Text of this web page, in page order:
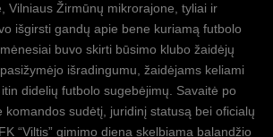
Vilniaus Žirmūnų mikrorajone, tyliai ir
išgirsti gandų apie bene kuriamą futbolo
buvo skirti būsimo klubo žaidėjų
išradingumu, žaidėjams keliami
didelių futbolo sugebėjimų. Savaitė po
komandos sudėtį, juridinį statusą bei oficialų
“Viltis” gimimo diena skelbiama balandžio